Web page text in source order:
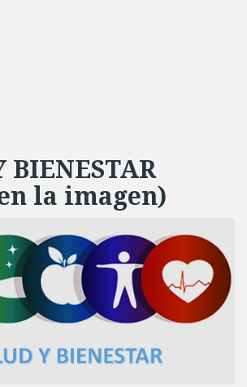
BIENESTAR
la imagen)